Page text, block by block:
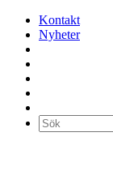
Kontakt
Nyheter